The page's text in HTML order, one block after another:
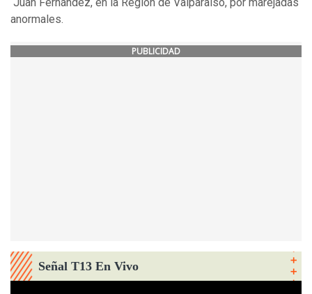
Juan Fernández, en la Región de Valparaíso, por marejadas
anormales.
PUBLICIDAD
Señal T13 En Vivo